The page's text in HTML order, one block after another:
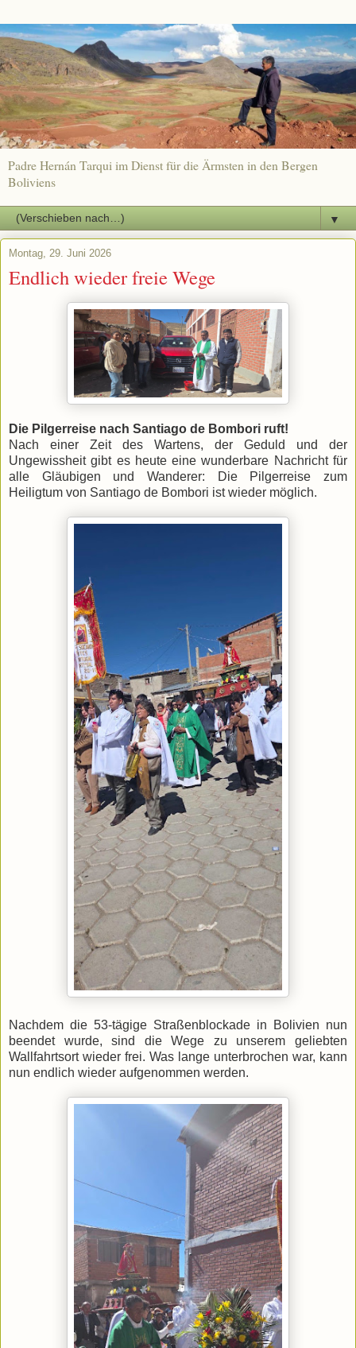
Padre Hernán Tarqui im Dienst für die Ärmsten in den Bergen
Boliviens
▼
Montag, 29. Juni 2026
Endlich wieder freie Wege
Die Pilgerreise nach Santiago de Bombori ruft!
​Nach einer Zeit des Wartens, der Geduld und der
Ungewissheit gibt es heute eine wunderbare Nachricht für
alle Gläubigen und Wanderer: Die Pilgerreise zum
Heiligtum von Santiago de Bombori ist wieder möglich.
Nachdem die 53-tägige Straßenblockade in Bolivien nun
beendet wurde, sind die Wege zu unserem geliebten
Wallfahrtsort wieder frei. Was lange unterbrochen war, kann
nun endlich wieder aufgenommen werden.